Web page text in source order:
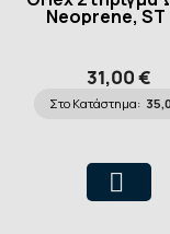
Neoprene, ST
31,00 €
Στο Κατάστημα: